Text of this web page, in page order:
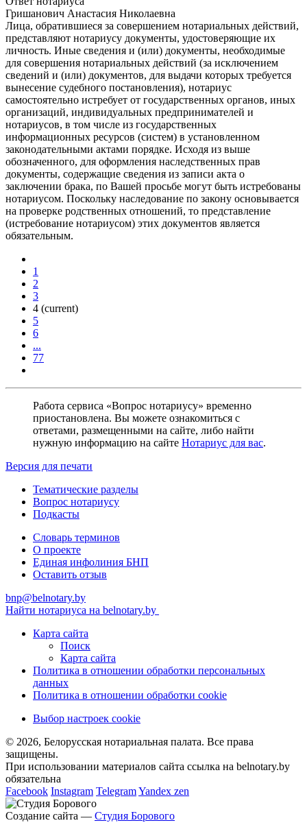
Гришанович Анастасия Николаевна
Лица, обратившиеся за совершением нотариальных действий,
представляют нотариусу документы, удостоверяющие их
личность. Иные сведения и (или) документы, необходимые
для совершения нотариальных действий (за исключением
сведений и (или) документов, для выдачи которых требуется
вынесение судебного постановления), нотариус
самостоятельно истребует от государственных органов, иных
организаций, индивидуальных предпринимателей и
нотариусов, в том числе из государственных
информационных ресурсов (систем) в установленном
законодательными актами порядке. Исходя из выше
обозначенного, для оформления наследственных прав
документы, содержащие сведения из записи акта о
заключении брака, по Вашей просьбе могут быть истребованы
нотариусом. Поскольку наследование по закону основывается
на проверке родственных отношений, то представление
(истребование нотариусом) этих документов является
обязательным.
1
2
3
4 (current)
5
6
...
77
Работа сервиса «Вопрос нотариусу» временно
приостановлена. Вы можете ознакомиться с
ответами, размещенными на сайте, либо найти
нужную информацию на сайте Нотариус для вас.
Версия для печати
Тематические разделы
Вопрос нотариусу
Подкасты
Словарь терминов
О проекте
Единая инфолиния БНП
Оставить отзыв
bnp@belnotary.by
Найти нотариуса на belnotary.by
Карта сайта
Поиск
Карта сайта
Политика в отношении обработки персональных
данных
Политика в отношении обработки cookie
Выбор настроек cookie
© 2026, Белорусская нотариальная палата. Все права
защищены.
При использовании материалов сайта ссылка на belnotary.by
обязательна
Facebook Instagram TelegramYandex zen
Создание сайта — Студия Борового